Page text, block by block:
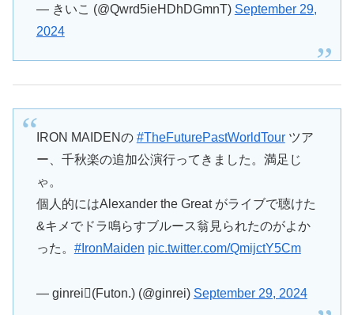
— きいこ (@Qwrd5ieHDhDGmnT) September 29,
2024
IRON MAIDENの #TheFuturePastWorldTourツア
ー、千秋楽の追加公演行ってきました。満足じ
ゃ。
個人的にはAlexander the Great がライブで聴けた
&キメでドラ鳴らすブルース翁見られたのがよか
った。 #IronMaiden pic.twitter.com/QmijctY5Cm
— ginrei(Futon.) (@ginrei) September 29, 2024